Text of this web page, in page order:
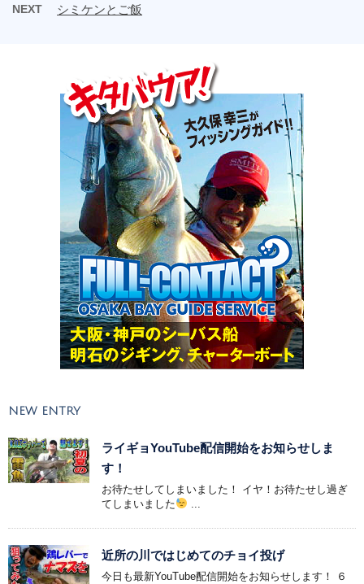
NEXT シミケンとご飯
NEW ENTRY
ライギョYouTube配信開始をお知らせしま
す！
お待たせしてしまいました！ イヤ！お待たせし過ぎ
てしまいました
...
近所の川ではじめてのチョイ投げ
今日も最新YouTube配信開始をお知らせします！ ６